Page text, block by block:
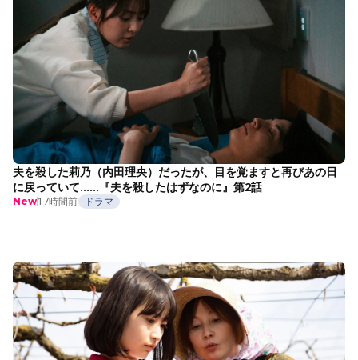
夫を殺した莉乃（内田理央）だったが、目を覚ますと再びあの日
に戻っていて……『夫を殺したはずなのに』第2話
New17時間前 ドラマ